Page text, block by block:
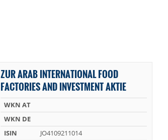
ZUR ARAB INTERNATIONAL FOOD
FACTORIES AND INVESTMENT AKTIE
WKN AT
WKN DE
ISIN
JO4109211014